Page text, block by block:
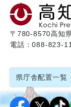
〒780-8570高知
電話：088-823-
県庁舎配置一覧